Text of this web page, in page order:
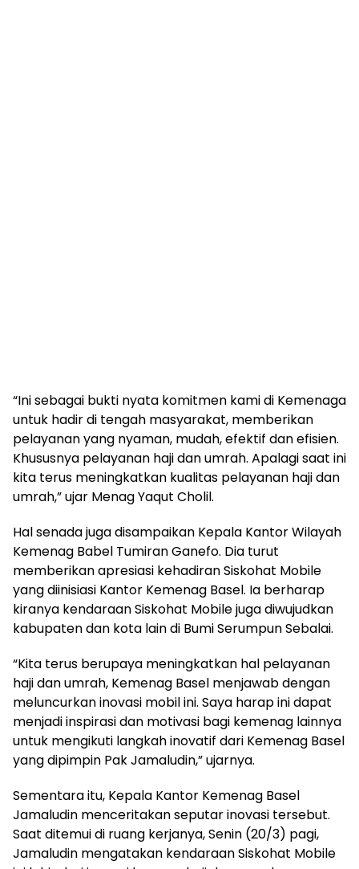
“Ini sebagai bukti nyata komitmen kami di Kemenaga
untuk hadir di tengah masyarakat, memberikan
pelayanan yang nyaman, mudah, efektif dan efisien.
Khususnya pelayanan haji dan umrah. Apalagi saat ini
kita terus meningkatkan kualitas pelayanan haji dan
umrah,” ujar Menag Yaqut Cholil.
Hal senada juga disampaikan Kepala Kantor Wilayah
Kemenag Babel Tumiran Ganefo. Dia turut
memberikan apresiasi kehadiran Siskohat Mobile
yang diinisiasi Kantor Kemenag Basel. Ia berharap
kiranya kendaraan Siskohat Mobile juga diwujudkan
kabupaten dan kota lain di Bumi Serumpun Sebalai.
“Kita terus berupaya meningkatkan hal pelayanan
haji dan umrah, Kemenag Basel menjawab dengan
meluncurkan inovasi mobil ini. Saya harap ini dapat
menjadi inspirasi dan motivasi bagi kemenag lainnya
untuk mengikuti langkah inovatif dari Kemenag Basel
yang dipimpin Pak Jamaludin,” ujarnya.
Sementara itu, Kepala Kantor Kemenag Basel
Jamaludin menceritakan seputar inovasi tersebut.
Saat ditemui di ruang kerjanya, Senin (20/3) pagi,
Jamaludin mengatakan kendaraan Siskohat Mobile